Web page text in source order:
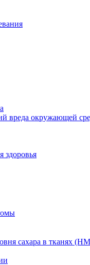
вреда окружающей
здоровья
сахара в тканях